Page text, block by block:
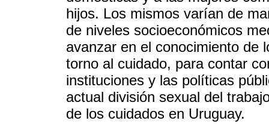
hijos. Los mismos varían de
de niveles socioeconómicos
avanzar en el conocimiento de
torno al cuidado, para contar
instituciones y las políticas
actual división sexual del
de los cuidados en Uruguay.